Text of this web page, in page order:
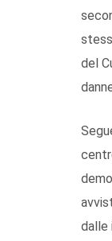
del
dalle